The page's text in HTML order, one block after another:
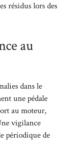
résidus lors des
au
dans le
une pédale
au moteur,
vigilance
périodique de